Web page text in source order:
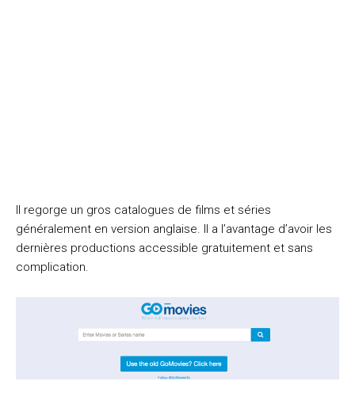
Il regorge un gros catalogues de films et séries
généralement en version anglaise. Il a l’avantage d’avoir les
dernières productions accessible gratuitement et sans
complication.